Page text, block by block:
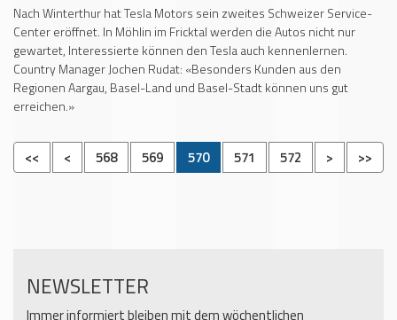
Nach Winterthur hat Tesla Motors sein zweites Schweizer Service-
Center eröffnet. In Möhlin im Fricktal werden die Autos nicht nur
gewartet, Interessierte können den Tesla auch kennenlernen.
Country Manager Jochen Rudat: «Besonders Kunden aus den
Regionen Aargau, Basel-Land und Basel-Stadt können uns gut
erreichen.»
<< < 568 569 570 571 572 > >>
NEWSLETTER
Immer informiert bleiben mit dem wöchentlichen